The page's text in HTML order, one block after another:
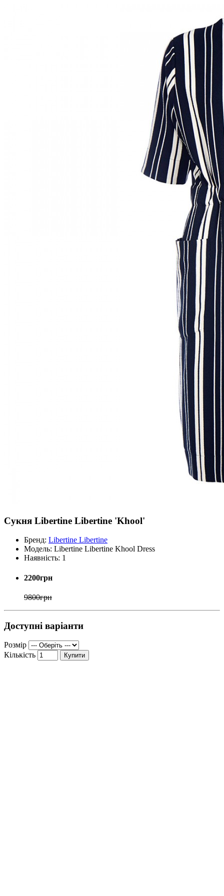
Сукня Libertine Libertine 'Khool'
Бренд: Libertine Libertine
Модель: Libertine Libertine Khool Dress
Наявність: 1
2200грн
9800грн
Доступні варіанти
Розмір
Кількість
Купити